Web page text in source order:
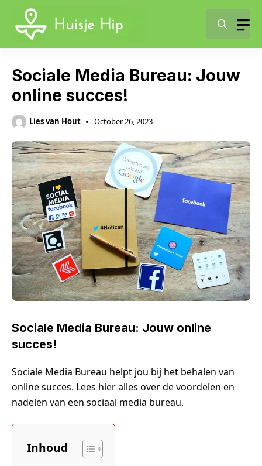
content
Sociale Media Bureau: Jouw
online succes!
Lies van Hout October 26, 2023
Sociale Media Bureau: Jouw online
succes!
Sociale Media Bureau helpt jou bij het behalen van
online succes. Lees hier alles over de voordelen en
nadelen van een sociaal media bureau.
Inhoud